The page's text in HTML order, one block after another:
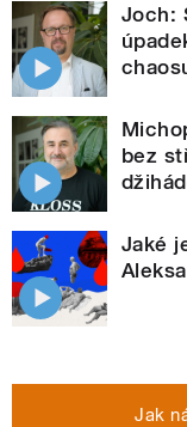
Joch:
bez
Jaké
Jak